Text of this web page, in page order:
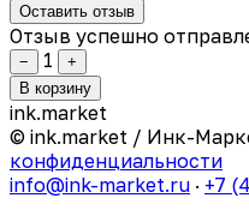
Оставить отзыв
Отзыв успешно
− 1
+
В корзину
ink.market
© ink.market / Инк-
конфиденциальности
info@ink-market.ru · +7